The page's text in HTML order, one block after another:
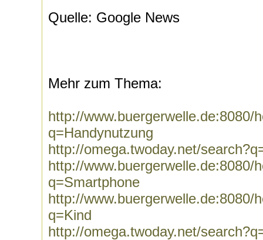
Quelle: Google News
Mehr zum Thema:
http://www.buergerwelle.de:8080/
q=Handynutzung
http://omega.twoday.net/
http://www.buergerwelle.de:8080/
q=Smartphone
http://www.buergerwelle.de:8080/
q=Kind
http://omega.twoday.net/